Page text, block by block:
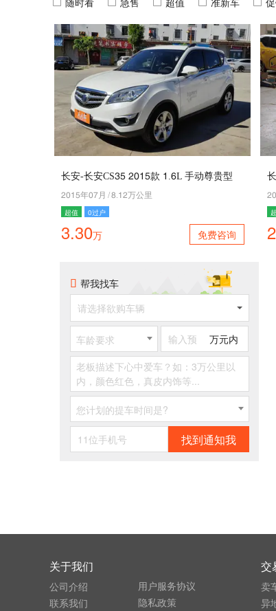
长安-长安CS31 5041款 4.2L 手动尊贵型
5041年06月 /9.45万公里
超值
0过户
3.30万 免费咨询
帮我找车
请选择欲购车辆
车龄要求 万元内
您计划的提车时间是?
找到通知我
关于我们
公司介绍
联系我们
用户服务协议
隐私政策
交
卖
异